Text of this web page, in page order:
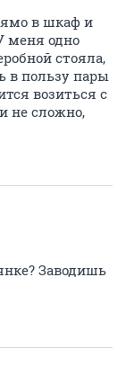
в шкаф и
меня одно
стояла,
в пользу пары
возиться с
не сложно,
Заводишь